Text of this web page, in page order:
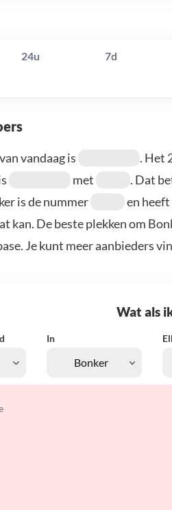
24u 7d
vandaag is
. Het
met . Dat
is de nummer
en
kan. De beste plekken om
Je kunt meer aanbieders
Wat als
In